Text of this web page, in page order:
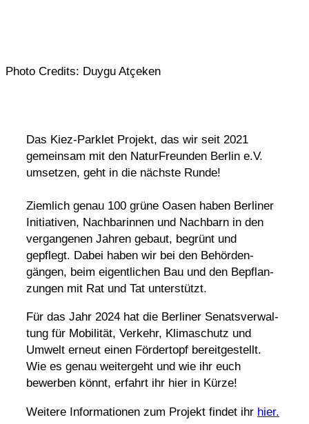
Photo Credits: Duygu Atçeken
Das Kiez-Parklet Projekt, das wir seit 2021
gemeinsam mit den Natur­Freunden Berlin e.V.
umsetzen, geht in die nächste Runde!
Ziem­lich genau 100 grüne Oasen haben Berliner
Initia­tiven, Nach­ba­rinnen und Nach­barn in den
vergan­genen Jahren gebaut, begrünt und
gepflegt. Dabei haben wir bei den Behör­den­
gängen, beim eigent­li­chen Bau und den Bepflan­
zungen mit Rat und Tat unterstützt.
Für das Jahr 2024 hat die Berliner Senats­ver­wal­
tung für Mobi­lität, Verkehr, Klima­schutz und
Umwelt erneut einen Förder­topf bereit­ge­stellt.
Wie es genau weiter­geht und wie ihr euch
bewerben könnt, erfahrt ihr hier in Kürze!
Weitere Infor­ma­tionen zum Projekt findet ihr hier.